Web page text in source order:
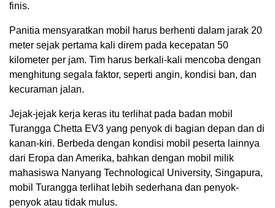
finis.
Panitia mensyaratkan mobil harus berhenti dalam jarak 20
meter sejak pertama kali direm pada kecepatan 50
kilometer per jam. Tim harus berkali-kali mencoba dengan
menghitung segala faktor, seperti angin, kondisi ban, dan
kecuraman jalan.
Jejak-jejak kerja keras itu terlihat pada badan mobil
Turangga Chetta EV3 yang penyok di bagian depan dan di
kanan-kiri. Berbeda dengan kondisi mobil peserta lainnya
dari Eropa dan Amerika, bahkan dengan mobil milik
mahasiswa Nanyang Technological University, Singapura,
mobil Turangga terlihat lebih sederhana dan penyok-
penyok atau tidak mulus.